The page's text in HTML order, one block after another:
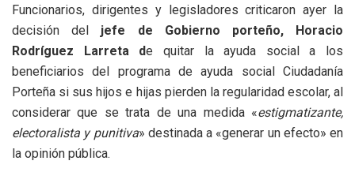
Funcionarios, dirigentes y legisladores criticaron ayer la
decisión del jefe de Gobierno porteño, Horacio
Rodríguez Larreta de quitar la ayuda social a los
beneficiarios del programa de ayuda social Ciudadanía
Porteña si sus hijos e hijas pierden la regularidad escolar, al
considerar que se trata de una medida «estigmatizante,
electoralista y punitiva» destinada a «generar un efecto» en
la opinión pública.